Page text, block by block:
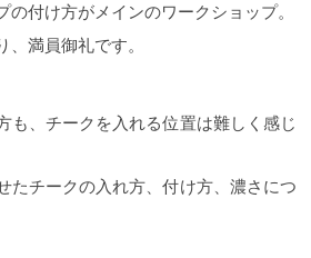
の付け方がメインのワークショップ。
、満員御礼です。
も、チークを入れる位置は難しく感じ
たチークの入れ方、付け方、濃さにつ